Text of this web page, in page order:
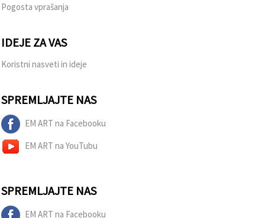
Pogosta vprašanja
IDEJE ZA VAS
Koristni nasveti in ideje
SPREMLJAJTE NAS
EM ART na Facebooku
EM ART na YouTubu
SPREMLJAJTE NAS
EM ART na Facebooku